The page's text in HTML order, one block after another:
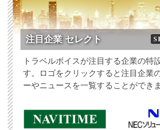
注目企業 セレクト
トラベルボイスが注目する企業の特
す。ロゴをクリックすると注目企業
ーやニュースを一覧することができま